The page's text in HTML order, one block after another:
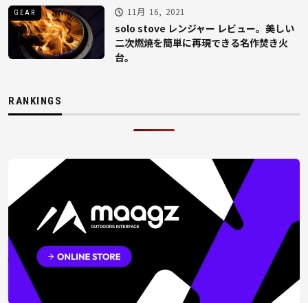
GEAR 11月 16, 2021
solo stove レンジャー レビュー。美しい
二次燃焼を簡単に再現できる名作焚き火
台。
RANKINGS